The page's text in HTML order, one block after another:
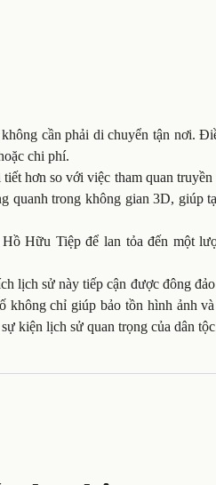
cần phải di chuyển tận nơi.
chi phí.
hơn so với việc tham quan truyền
quanh trong không gian 3D, giúp
Hữu Tiệp để lan tỏa đến một
lịch sử này tiếp cận được đông
không chỉ giúp bảo tồn hình ảnh
kiện lịch sử quan trọng của dân